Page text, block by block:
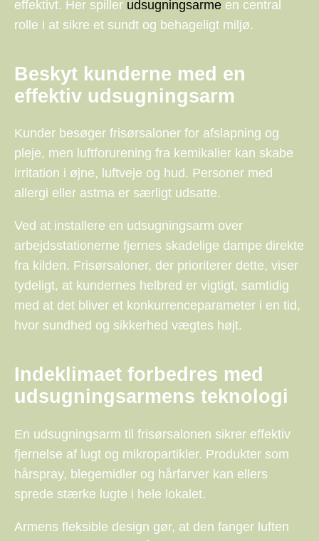
effektivt. Her spiller udsugningsarme en central
rolle i at sikre et sundt og behageligt miljø.
Beskyt kunderne med en
effektiv udsugningsarm
Kunder besøger frisørsaloner for afslapning og
pleje, men luftforurening fra kemikalier kan skabe
irritation i øjne, luftveje og hud. Personer med
allergi eller astma er særligt udsatte.
Ved at installere en udsugningsarm over
arbejdsstationerne fjernes skadelige dampe direkte
fra kilden. Frisørsaloner, der prioriterer dette, viser
tydeligt, at kundernes helbred er vigtigt, samtidig
med at det bliver et konkurrenceparameter i en tid,
hvor sundhed og sikkerhed vægtes højt.
Indeklimaet forbedres med
udsugningsarmens teknologi
En udsugningsarm til frisørsalonen sikrer effektiv
fjernelse af lugt og mikropartikler. Produkter som
hårspray, blegemidler og hårfarver kan ellers
sprede stærke lugte i hele lokalet.
Armens fleksible design gør, at den fanger luften